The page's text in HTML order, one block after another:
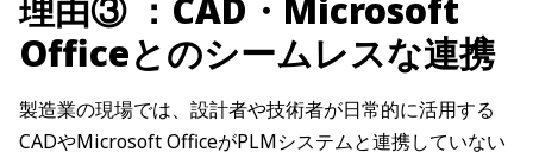
理由③ ：CAD・Microsoft
Officeとのシームレスな連携
製造業の現場では、設計者や技術者が日常的に活用する
CADやMicrosoft OfficeがPLMシステムと連携していない